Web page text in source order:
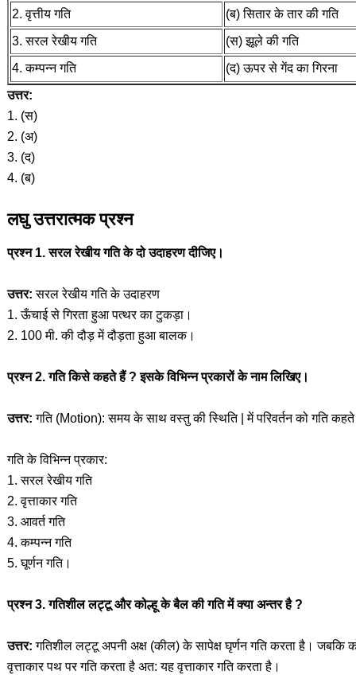
2. वृत्तीय गति
(ब) सितार के तार की गति
3. सरल रेखीय गति
(स) झूले की गति
4. कम्पन्न गति
(द) ऊपर से गेंद का गिरना
उत्तर:
1. (स)
2. (अ)
3. (द)
4. (ब)
लघु उत्तरात्मक प्रश्न
प्रश्न 1. सरल रेखीय गति के दो उदाहरण दीजिए।
उत्तर: सरल रेखीय गति के उदाहरण
1. ऊँचाई से गिरता हुआ पत्थर का टुकड़ा।
2. 100 मी. की दौड़ में दौड़ता हुआ बालक।
प्रश्न 2. गति किसे कहते हैं ? इसके विभिन्न प्रकारों के नाम लिखिए।
उत्तर: गति (Motion): समय के साथ वस्तु की स्थिति | में परिवर्तन को गति
गति के विभिन्न प्रकार:
1. सरल रेखीय गति
2. वृत्ताकार गति
3. आवर्त गति
4. कम्पन्न गति
5. घूर्णन गति।
प्रश्न 3. गतिशील लट्टू और कोल्हू के बैल की गति में क्या अन्तर है ?
उत्तर: गतिशील लट्टू अपनी अक्ष (कील) के सापेक्ष घृर्णन गति करता है। जबकि
वृत्ताकार पथ पर गति करता है अत: यह वृत्ताकार गति करता है।